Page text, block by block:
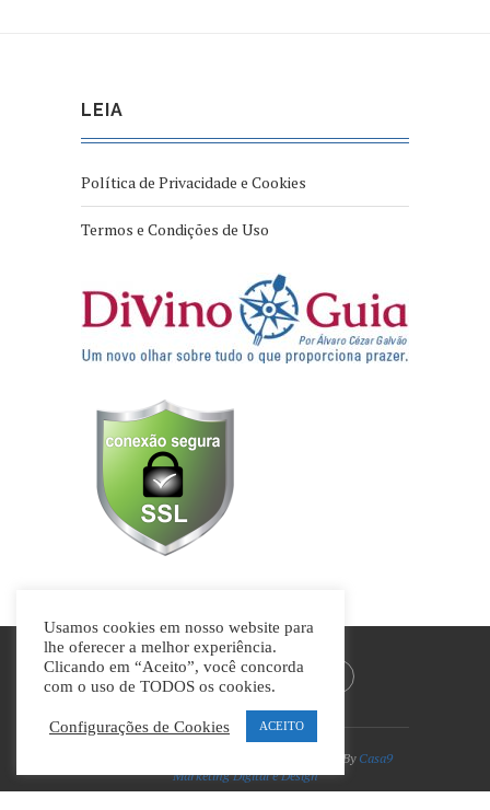
LEIA
Política de Privacidade e Cookies
Termos e Condições de Uso
Divino Guia © Todos os direitos reservados | By Casa9
Marketing Digital e Design
Usamos cookies em nosso website para
lhe oferecer a melhor experiência.
Clicando em “Aceito”, você concorda
com o uso de TODOS os cookies.
Configurações de Cookies ACEITO